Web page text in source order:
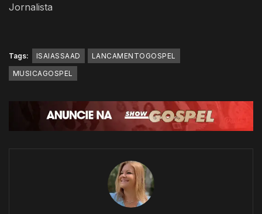
Jornalista
Tags: ISAIASSAAD
LANCAMENTOGOSPEL
MUSICAGOSPEL